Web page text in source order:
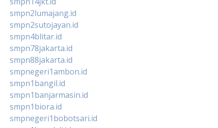
smpn2lumajang.id
smpn2sutojayan.id
smpn4blitar.id
smpn78jakarta.id
smpn88jakarta.id
smpnegeri1ambon.id
smpn1bangil.id
smpn1banjarmasin.id
smpn1biora.id
smpnegeri1bobotsari.id